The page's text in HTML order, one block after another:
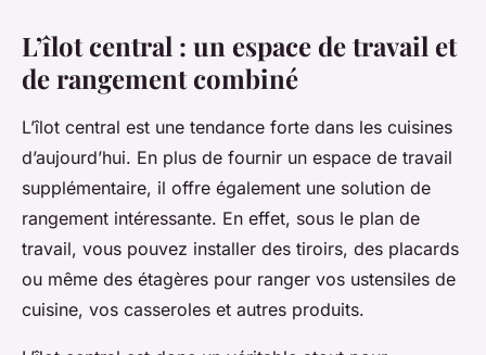
L’îlot central : un espace de travail et
de rangement combiné
L’îlot central est une tendance forte dans les cuisines
d’aujourd’hui. En plus de fournir un espace de travail
supplémentaire, il offre également une solution de
rangement intéressante. En effet, sous le plan de
travail, vous pouvez installer des tiroirs, des placards
ou même des étagères pour ranger vos ustensiles de
cuisine, vos casseroles et autres produits.